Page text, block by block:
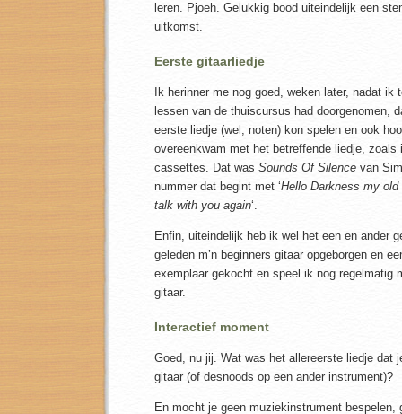
leren. Pjoeh. Gelukkig bood uiteindelijk een
uitkomst.
Eerste gitaarliedje
Ik herinner me nog goed, weken later, nadat ik
lessen van de thuiscursus had doorgenomen,
eerste liedje (wel, noten) kon spelen en ook
overeenkwam met het betreffende liedje, zoals
cassettes. Dat was Sounds Of Silence van
nummer dat begint met ‘Hello Darkness my old
talk with you again‘.
Enfin, uiteindelijk heb ik wel het een en ander
geleden m’n beginners gitaar opgeborgen en
exemplaar gekocht en speel ik nog regelmatig
gitaar.
Interactief moment
Goed, nu jij. Wat was het allereerste liedje dat
gitaar (of desnoods op een ander instrument)?
En mocht je geen muziekinstrument bespelen,